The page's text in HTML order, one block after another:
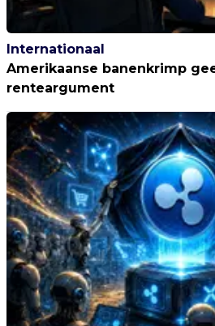
Internationaal
Amerikaanse banenkrimp
renteargument